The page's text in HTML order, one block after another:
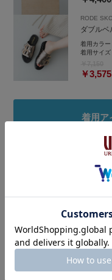
RODE SKO
ダブルベ
着用カラー
着用サイズ
￥3,575
着用ア
#150cm台コーデ
#ブルベ冬 #SENSE
#低身長コーデ #骨格